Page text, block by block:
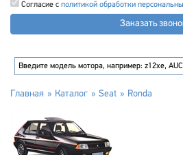
Согласие с политикой обработки
Заказать
Главная Каталог Seat Ronda